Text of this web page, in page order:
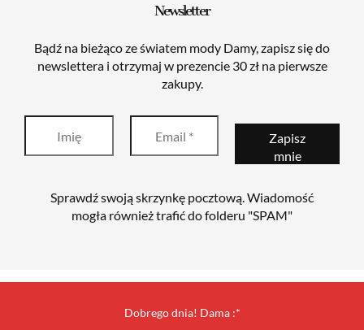
Newsletter
Bądź na bieżąco ze światem mody Damy, zapisz się do
newslettera i otrzymaj w prezencie 30 zł na pierwsze
zakupy.
Sprawdź swoją skrzynkę pocztową. Wiadomość
mogła również trafić do folderu "SPAM"
Dobrego dnia! Dama :*